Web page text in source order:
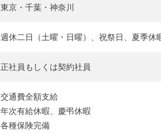
東京・千葉・神奈川
週休二日（土曜・日曜）、祝祭日、夏季休
正社員もしくは契約社員
交通費全額支給
年次有給休暇、慶弔休暇
各種保険完備